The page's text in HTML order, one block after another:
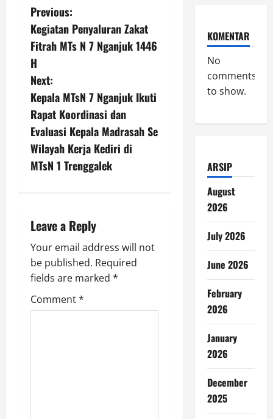
P
o
s
t
n
a
v
g
a
t
i
Previous:
Kegiatan Penyaluran Zakat
Fitrah MTs N 7 Nganjuk 1446
H
Next:
Kepala MTsN 7 Nganjuk Ikuti
Rapat Koordinasi dan
Evaluasi Kepala Madrasah Se
Wilayah Kerja Kediri di
MTsN 1 Trenggalek
Leave a Reply
Your email address will not
be published. Required
fields are marked *
Comment*
KOMENTAR
No
comments
to show.
ARSIP
August
2026
July 2026
June 2026
February
2026
January
2026
December
2025